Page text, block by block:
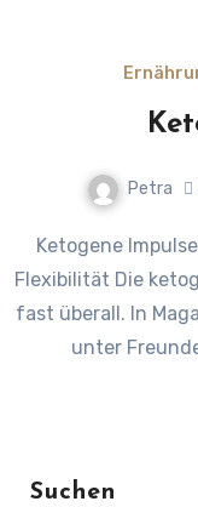
Petra
Ketogene Impulse im Alltag: Tipps für Routinen und
Flexibilität Die
fast überall. In
unter
Suchen